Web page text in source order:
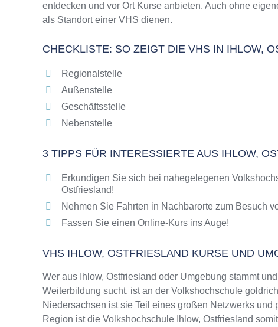
VHS Ihlow, Ostfriesland Programm 2025 / 2026
entdecken und vor Ort Kurse anbieten. Auch ohne
als Standort einer VHS dienen.
CHECKLISTE: SO ZEIGT DIE VHS IN IHLOW,
Regionalstelle
Außenstelle
Geschäftsstelle
Nebenstelle
3 TIPPS FÜR INTERESSIERTE AUS IHLOW,
Erkundigen Sie sich bei nahegelegenen
Ostfriesland!
Nehmen Sie Fahrten in Nachbarorte zum Besuch
Fassen Sie einen Online-Kurs ins Auge!
VHS IHLOW, OSTFRIESLAND KURSE UND
Wer aus Ihlow, Ostfriesland oder Umgebung stammt
Weiterbildung sucht, ist an der Volkshochschule
Niedersachsen ist sie Teil eines großen Netzwerks
Region ist die Volkshochschule Ihlow, Ostfriesland